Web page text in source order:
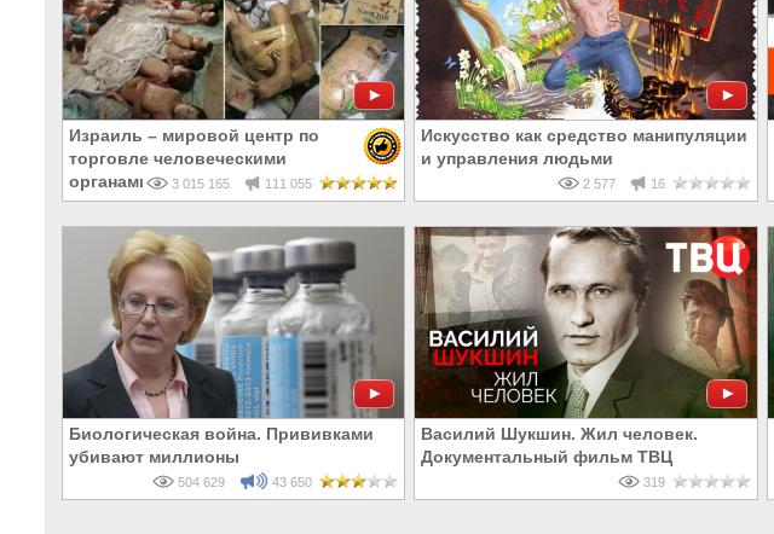
Израиль – мировой центр по
торговле человеческими
органами
3 015 165 111 055
Искусство как средство манипуляции
и управления людьми
2 577 16
Биологическая война. Прививками
убивают миллионы
504 629 43 650
Василий Шукшин. Жил человек.
Документальный фильм ТВЦ
319